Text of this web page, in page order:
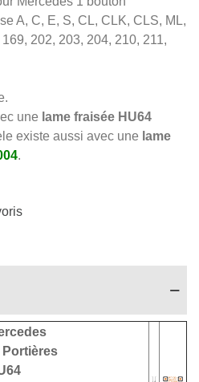
A, C, E, S, CL, CLK, CLS, ML,
202, 203, 204, 210, 211,
une lame fraisée HU64
existe aussi avec une lame
.
Portières